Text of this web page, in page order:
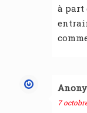
à part
7